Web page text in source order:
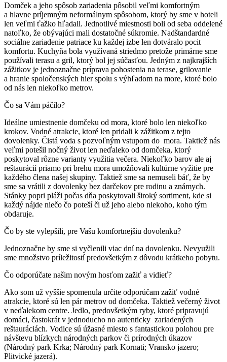
Domček a jeho spôsob zariadenia pôsobil veľmi komfortným
a hlavne príjemným neformálnym spôsobom, ktorý by sme v hoteli
len veľmi ťažko hľadali. Jednotlivé miestnosti boli od seba oddelené
natoľko, že obývajúci mali dostatočné súkromie. Nadštandardné
sociálne zariadenie patriace ku každej izbe len dotváralo pocit
komfortu. Kuchyňa bola využívaná striedmo pretože primárne sme
používali terasu a gril, ktorý bol jej súčasťou. Jedným z najkrajších
zážitkov je jednoznačne príprava pohostenia na terase, grilovanie
a hranie spoločenských hier spolu s výhľadom na more, ktoré bolo
od nás len niekoľko metrov.
Čo sa Vám páčilo?
Ideálne umiestnenie domčeku od mora, ktoré bolo len niekoľko
krokov. Vodné atrakcie, ktoré len pridali k zážitkom z tejto
dovolenky. Čistá voda s pozvoľným vstupom do mora. Taktiež nás
veľmi potešil nočný život len neďaleko od domčeka, ktorý
poskytoval rôzne varianty využitia večera. Niekoľko barov ale aj
reštaurácií priamo pri brehu mora umožňovali kultúrne vyžitie pre
každého člena našej skupiny. Taktiež sme sa nemuseli báť, že by
sme sa vrátili z dovolenky bez darčekov pre rodinu a známych.
Stánky popri pláži počas dňa poskytovali široký sortiment, kde si
každý nájde niečo čo poteší či už jeho alebo niekoho, koho tým
obdaruje.
Čo by ste vylepšili, pre Vašu komfortnejšiu dovolenku?
Jednoznačne by sme si vyčlenili viac dní na dovolenku. Nevyužili
sme množstvo príležitostí predovšetkým z dôvodu krátkeho pobytu.
Čo odporúčate našim novým hosťom zažiť a vidieť?
Ako som už vyššie spomenula určite odporúčam zažiť vodné
atrakcie, ktoré sú len pár metrov od domčeka. Taktiež večerný život
v neďalekom centre. Jedlo, predovšetkým ryby, ktoré pripravujú
domáci, častokrát v jednoducho no autenticky zariadených
reštauráciách. Vodice sú úžasné miesto s fantastickou polohou pre
návštevu blízkych národných parkov či prírodných úkazov
(Národný park Krka; Národný park Kornati; Vransko jazero;
Plitvické jazerá).